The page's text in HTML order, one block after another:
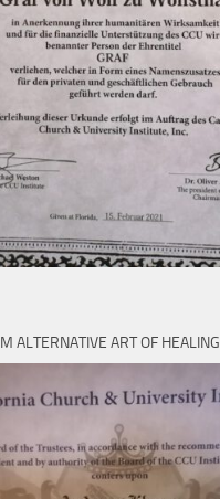
ALTERNATIVE ART OF HEALING